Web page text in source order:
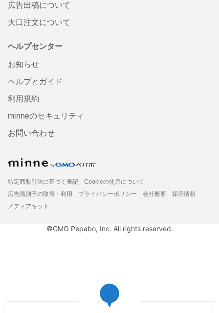
広告出稿について
大口注文について
ヘルプセンター
お知らせ
ヘルプとガイド
利用規約
minneのセキュリティ
お問い合わせ
特定商取引法に基づく表記
Cookieの使用について
広告識別子の取得・利用
プライバシーポリシー 会社概要
採用情報
メディアキット
©GMO Pepabo, Inc. All rights reserved.